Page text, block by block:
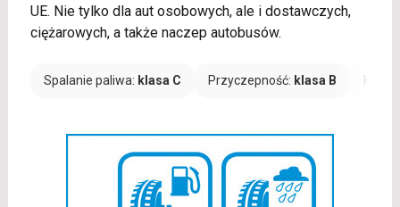
UE. Nie tylko dla aut osobowych, ale i dostawczych,
ciężarowych, a także naczep autobusów.
Spalanie paliwa: klasa C Przyczepność: klasa B